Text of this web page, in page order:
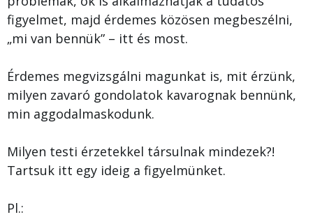
figyelmet, majd érdemes közösen megbeszélni,
„mi van bennük” – itt és most.
Érdemes megvizsgálni magunkat is, mit érzünk,
milyen zavaró gondolatok kavarognak bennünk,
min aggodalmaskodunk.
Milyen testi érzetekkel társulnak mindezek?!
Tartsuk itt egy ideig a figyelmünket.
Pl.: